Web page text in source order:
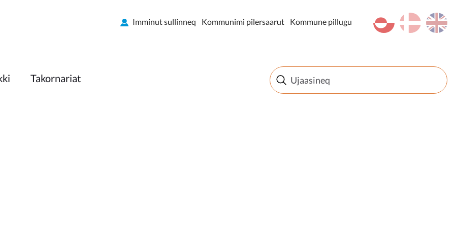
en
da
kl-GL
Imminut sullinneq Kommunimi pilersaarut Kommune pillugu
Takornariat